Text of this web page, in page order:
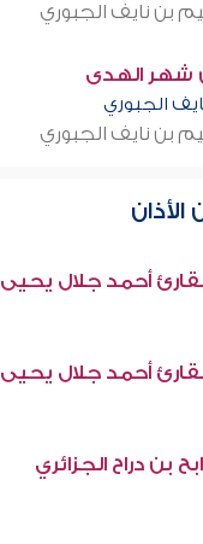
بن نايف الجبوري
شهر الهدى
الجبوري
بن نايف الجبوري
أحمد جلال يحيى
أحمد جلال يحيى
بن دراح الجزائري